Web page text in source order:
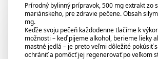
Prírodný bylinný prípravok, 500 mg extrakt zo
mariánskeho, pre zdravie pečene. Obsah
mg.
Keďže svoju pečeň každodenne tlačíme k
možnosti – keď pijeme alkohol, berieme lieky
mastné jedlá – je preto veľmi dôležité pokúsiť
ochrániť a pomôcť jej regenerovať po veľkom